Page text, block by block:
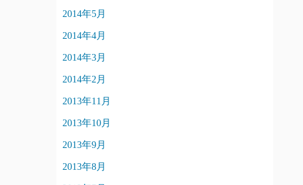
2014年5月
2014年4月
2014年3月
2014年2月
2013年11月
2013年10月
2013年9月
2013年8月